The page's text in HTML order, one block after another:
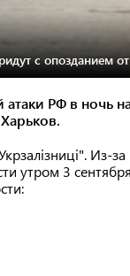
с опозданием
РФ в ночь
Из-
утром 3